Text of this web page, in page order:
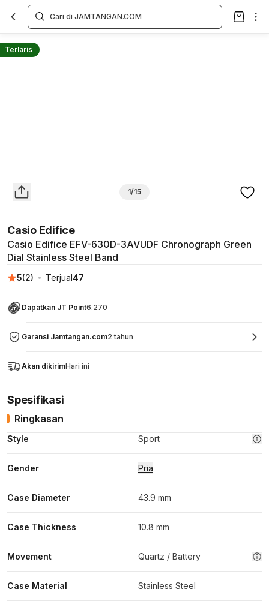
Terlaris
1/15
Casio Edifice
Casio Edifice EFV-630D-3AVUDF Chronograph Green
Dial Stainless Steel Band
5(2) Terjual47
Dapatkan JT Point6.270
Garansi Jamtangan.com2 tahun
Akan dikirimHari ini
Overview
Spesifikasi
Ringkasan
Style Sport
Gender Pria
Case Diameter 43.9 mm
Case Thickness 10.8 mm
Movement Quartz / Battery
Case Material Stainless Steel